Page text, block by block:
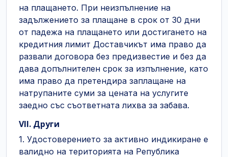
на плащането. При неизпълнение на
задължението за плащане в срок от 30 дни
от падежа на плащането или достигането на
кредитния лимит Доставчикът има право да
развали договора без предизвестие и без да
дава допълнителен срок за изпълнение, като
има право да претендира заплащане на
натрупаните суми за цената на услугите
заедно със съответната лихва за забава.
VII. Други
1. Удостоверението за активно индикиране е
валидно на територията на Република